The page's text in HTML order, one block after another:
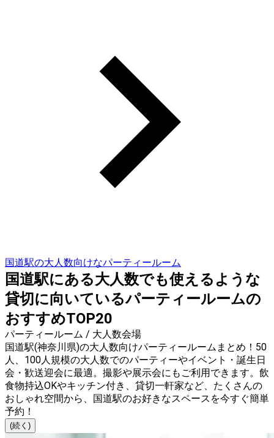
国道駅の大人数向けなパーティールーム
国道駅にある大人数でも使えるような
貸切に向いているパーティールームの
おすすめTOP20
パーティールーム / 大人数会場
国道駅(神奈川県)の大人数向けパーティールームまとめ！50
人、100人規模の大人数でのパーティーやイベント・誕生日
会・歓送迎会に最適。撮影や展示会にもご利用できます。飲
食物持込OKやキッチン付き、貸切一軒家など、たくさんの
おしゃれ空間から、国道駅のお好きなスペースを今すぐ簡単
予約！
(続く)